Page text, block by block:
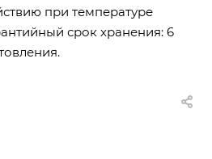
при температуре
срок хранения: 6